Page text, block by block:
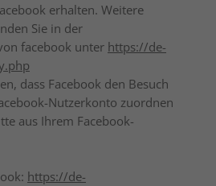
erhalten. Weitere
Sie in der
facebook unter https://de-
dass Facebook den Besuch
Nutzerkonto zuordnen
aus Ihrem Facebook-
https://de-